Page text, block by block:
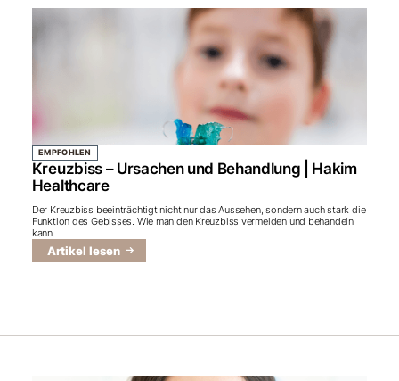
EMPFOHLEN
Kreuzbiss – Ursachen und Behandlung | Hakim
Healthcare
Der Kreuzbiss beeinträchtigt nicht nur das Aussehen, sondern auch stark die
Funktion des Gebisses. Wie man den Kreuzbiss vermeiden und behandeln
kann.
Artikel lesen